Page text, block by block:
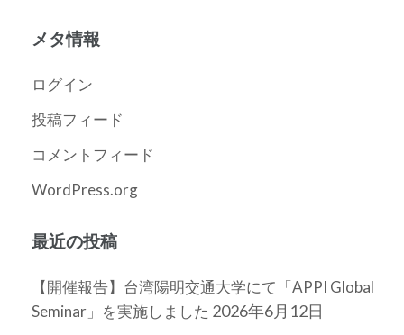
カ
ブ
メタ情報
ログイン
投稿フィード
コメントフィード
WordPress.org
最近の投稿
【開催報告】台湾陽明交通大学にて「APPI Global
Seminar」を実施しました 2026年6月12日